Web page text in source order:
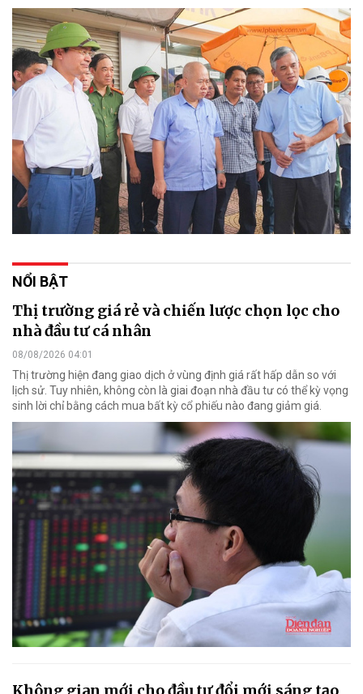
NỔI BẬT
Thị trường giá rẻ và chiến lược chọn lọc cho
nhà đầu tư cá nhân
08/08/2026 04:01
Thị trường hiện đang giao dịch ở vùng định giá rất hấp dẫn so với
lịch sử. Tuy nhiên, không còn là giai đoạn nhà đầu tư có thể kỳ vọng
sinh lời chỉ bằng cách mua bất kỳ cổ phiếu nào đang giảm giá.